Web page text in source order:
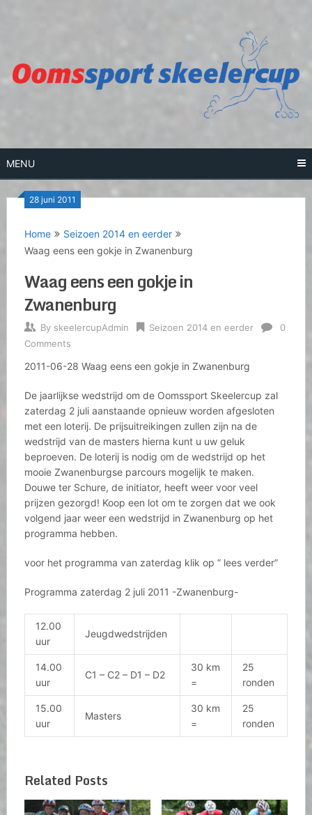
MENU
28 juni 2011
Home
Seizoen 2014 en eerder
Waag eens een gokje in Zwanenburg
Waag eens een gokje in
Zwanenburg
By skeelercupAdmin Seizoen 2014 en eerder
0
Comments
2011-06-28 Waag eens een gokje in Zwanenburg
De jaarlijkse wedstrijd om de Oomssport Skeelercup zal
zaterdag 2 juli aanstaande opnieuw worden afgesloten
met een loterij. De prijsuitreikingen zullen zijn na de
wedstrijd van de masters hierna kunt u uw geluk
beproeven. De loterij is nodig om de wedstrijd op het
mooie Zwanenburgse parcours mogelijk te maken.
Douwe ter Schure, de initiator, heeft weer voor veel
prijzen gezorgd! Koop een lot om te zorgen dat we ook
volgend jaar weer een wedstrijd in Zwanenburg op het
programma hebben.
voor het programma van zaterdag klik op ” lees verder”
Programma zaterdag 2 juli 2011 -Zwanenburg-
12.00
uur
Jeugdwedstrijden
14.00
uur
C1 – C2 – D1 – D2
30 km
=
25
ronden
15.00
uur
Masters
30 km
=
25
ronden
Related Posts